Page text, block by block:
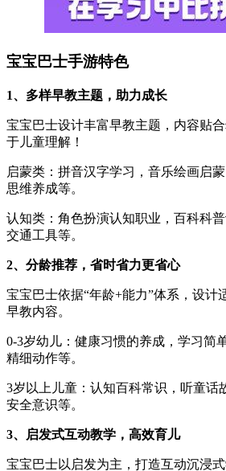
宝宝巴士手游特色
1、多样早教主题，助力成长
宝宝巴士设计丰富早教主题，内容贴
于儿童理解！
启蒙类：拼音汉字学习，音乐绘画启
思维养成等。
认知类：角色扮演认知职业，百科科
交通工具等。
2、分龄推荐，省时省力更省心
宝宝巴士依据“年龄+能力”体系，设计
早教内容。
0-3岁幼儿：健康习惯的养成，学习简
精细动作等。
3岁以上儿童：认知百科常识，听童话
安全意识等。
3、启发式互动教学，高效育儿
宝宝巴士以启发为主，打造互动沉浸